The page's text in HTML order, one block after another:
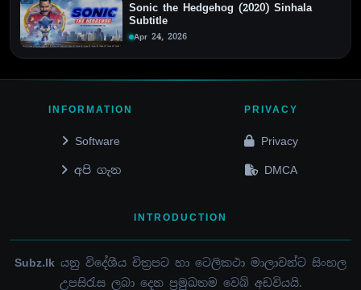
Sonic the Hedgehog (2020) Sinhala
Subtitle
Apr 24, 2026
INFORMATION
Software
අපි ගැන
PRIVACY
Privacy
DMCA
INTRODUCTION
Subz.lk යනු විදේශීය චිත්‍රපට හා ටෙලිකථා මාලාවන්ට සිංහල
උපසිරැස ලබා දෙන ප්‍රමුඛතම වෙබ් අඩවියයි.